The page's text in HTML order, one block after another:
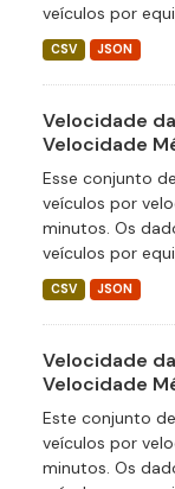
veículos por
CSV JSON
Velocidade
Velocidade
Esse conjunto
veículos por
minutos. Os
veículos por
CSV JSON
Velocidade
Velocidade
Este conjunto
veículos por
minutos. Os